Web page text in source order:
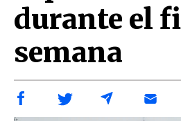
durante el
semana